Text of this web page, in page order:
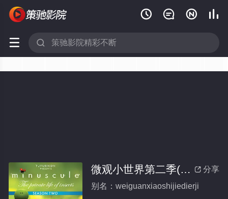
   
 
 分享
微观小世界第二季(全集)
别名：weiguanxiaoshijiedierji